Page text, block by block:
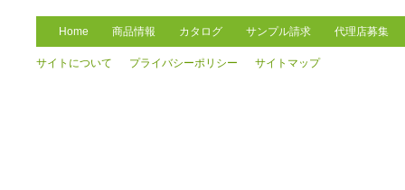
Home 商品情報 カタログ サンプル請求 代理店募集
サイトについて プライバシーポリシー サイトマップ